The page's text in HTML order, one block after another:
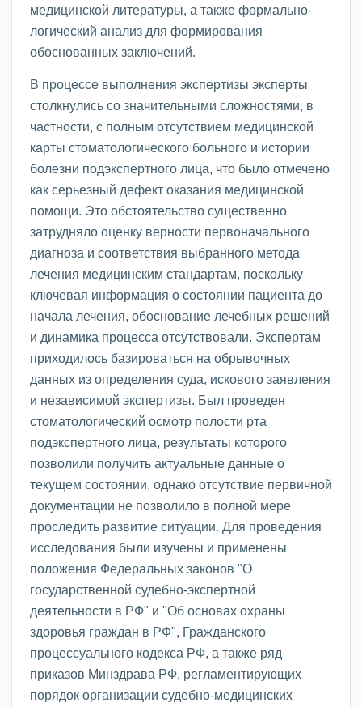
медицинской литературы, а также формально-
логический анализ для формирования
обоснованных заключений.
В процессе выполнения экспертизы эксперты
столкнулись со значительными сложностями, в
частности, с полным отсутствием медицинской
карты стоматологического больного и истории
болезни подэкспертного лица, что было отмечено
как серьезный дефект оказания медицинской
помощи. Это обстоятельство существенно
затрудняло оценку верности первоначального
диагноза и соответствия выбранного метода
лечения медицинским стандартам, поскольку
ключевая информация о состоянии пациента до
начала лечения, обоснование лечебных решений
и динамика процесса отсутствовали. Экспертам
приходилось базироваться на обрывочных
данных из определения суда, искового заявления
и независимой экспертизы. Был проведен
стоматологический осмотр полости рта
подэкспертного лица, результаты которого
позволили получить актуальные данные о
текущем состоянии, однако отсутствие первичной
документации не позволило в полной мере
проследить развитие ситуации. Для проведения
исследования были изучены и применены
положения Федеральных законов "О
государственной судебно-экспертной
деятельности в РФ" и "Об основах охраны
здоровья граждан в РФ", Гражданского
процессуального кодекса РФ, а также ряд
приказов Минздрава РФ, регламентирующих
порядок организации судебно-медицинских